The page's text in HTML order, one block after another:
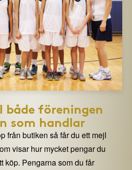
både föreningen
som handlar
från butiken så får du ett mejl
visar hur mycket pengar du
köp. Pengarna som du får